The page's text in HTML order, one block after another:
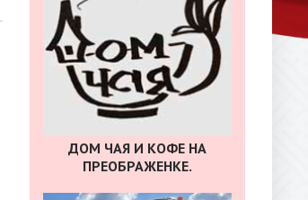
ДОМ ЧАЯ И КОФЕ НА
ПРЕОБРАЖЕНКЕ.